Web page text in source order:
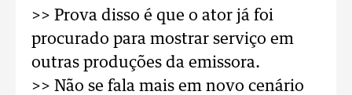
>> Prova disso é que o ator já foi
procurado para mostrar serviço em
outras produções da emissora.
>> Não se fala mais em novo cenário